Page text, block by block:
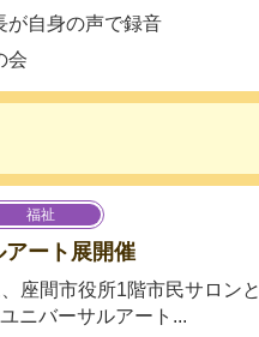
が自身の声で録音
会
福祉
ート展開催
座間市役所1階市民サロンと
ニバーサルアート...